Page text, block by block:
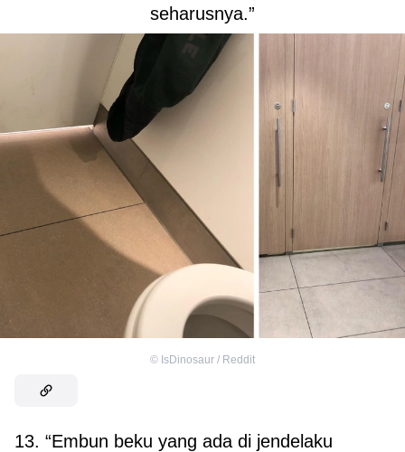
seharusnya.”
© IsDinosaur / Reddit
13. “Embun beku yang ada di jendelaku